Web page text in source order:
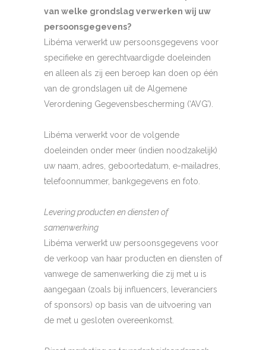
van welke grondslag verwerken wij uw
persoonsgegevens?
Libéma verwerkt uw persoonsgegevens voor
specifieke en gerechtvaardigde doeleinden
en alleen als zij een beroep kan doen op één
van de grondslagen uit de Algemene
Verordening Gegevensbescherming (‘AVG’).
Libéma verwerkt voor de volgende
doeleinden onder meer (indien noodzakelijk)
uw naam, adres, geboortedatum, e-mailadres,
telefoonnummer, bankgegevens en foto.
Levering producten en diensten of
samenwerking
Libéma verwerkt uw persoonsgegevens voor
de verkoop van haar producten en diensten of
vanwege de samenwerking die zij met u is
aangegaan (zoals bij influencers, leveranciers
of sponsors) op basis van de uitvoering van
de met u gesloten overeenkomst.